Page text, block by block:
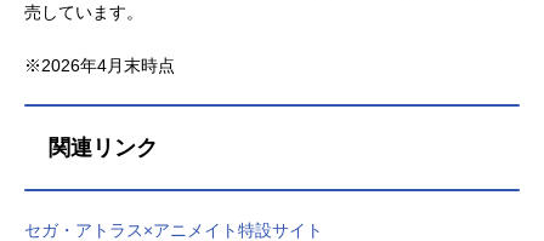
売しています。
※2026年4月末時点
関連リンク
セガ・アトラス×アニメイト特設サイト